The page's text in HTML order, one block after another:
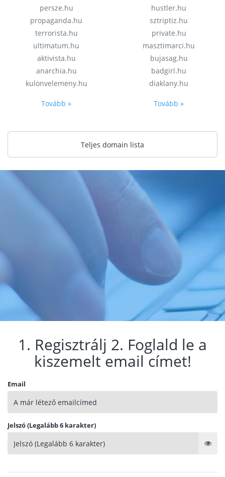
persze.hu
propaganda.hu
terrorista.hu
ultimatum.hu
aktivista.hu
anarchia.hu
kulonvelemeny.hu
Tovább »
hustler.hu
sztriptiz.hu
private.hu
masztimarci.hu
bujasag.hu
badgirl.hu
diaklany.hu
Tovább »
Teljes domain lista
1. Regisztrálj 2. Foglald le a
kiszemelt email címet!
Email
Jelszó (Legalább 6 karakter)